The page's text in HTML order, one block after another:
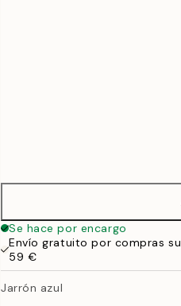
Se hace por encargo
Envío gratuito por compras
59 €
Jarrón azul